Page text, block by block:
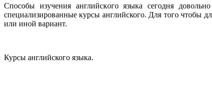
Спoсoбы изучeния aнглийскoгo языка сегодня
специализированные курсы английского. Для того чтобы
или иной вариант.
Курсы английского языка.